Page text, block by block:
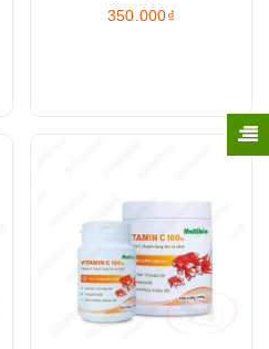
350.000₫